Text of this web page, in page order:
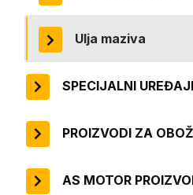
Ulja maziva
SPECIJALNI UREĐAJI
PROIZVODI ZA
AS MOTOR